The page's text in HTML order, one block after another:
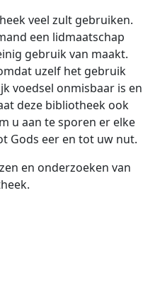
veel zult gebruiken.
een lidmaatschap
gebruik van maakt.
uzelf het gebruik
voedsel onmisbaar is en
deze bibliotheek ook
u aan te sporen er elke
Gods eer en tot uw nut.
en onderzoeken van